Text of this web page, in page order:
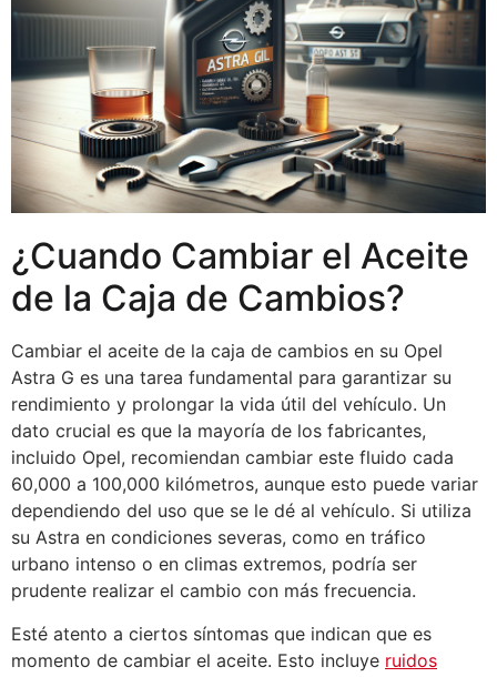
¿Cuando Cambiar el Aceite
de la Caja de Cambios?
Cambiar el aceite de la caja de cambios en su Opel
Astra G es una tarea fundamental para garantizar su
rendimiento y prolongar la vida útil del vehículo. Un
dato crucial es que la mayoría de los fabricantes,
incluido Opel, recomiendan cambiar este fluido cada
60,000 a 100,000 kilómetros, aunque esto puede variar
dependiendo del uso que se le dé al vehículo. Si utiliza
su Astra en condiciones severas, como en tráfico
urbano intenso o en climas extremos, podría ser
prudente realizar el cambio con más frecuencia.
Esté atento a ciertos síntomas que indican que es
momento de cambiar el aceite. Esto incluye ruidos